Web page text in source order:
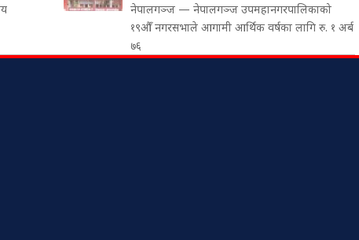
नेपालगञ्ज — नेपालगञ्ज उपमहानगरपालिकाको
१९औँ नगरसभाले आगामी आर्थिक वर्षका लागि रु. १ अर्ब
७६